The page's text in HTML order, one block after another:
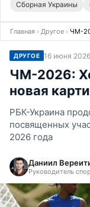
Сборная Украины
Главная › Другое › ЧМ-
ДРУГОЕ 16 июня
ЧМ-2026:
новая
РБК-Украина
посвященных
2026 года
Даниил
Руководитель